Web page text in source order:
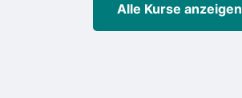
Alle Kurse anzeigen